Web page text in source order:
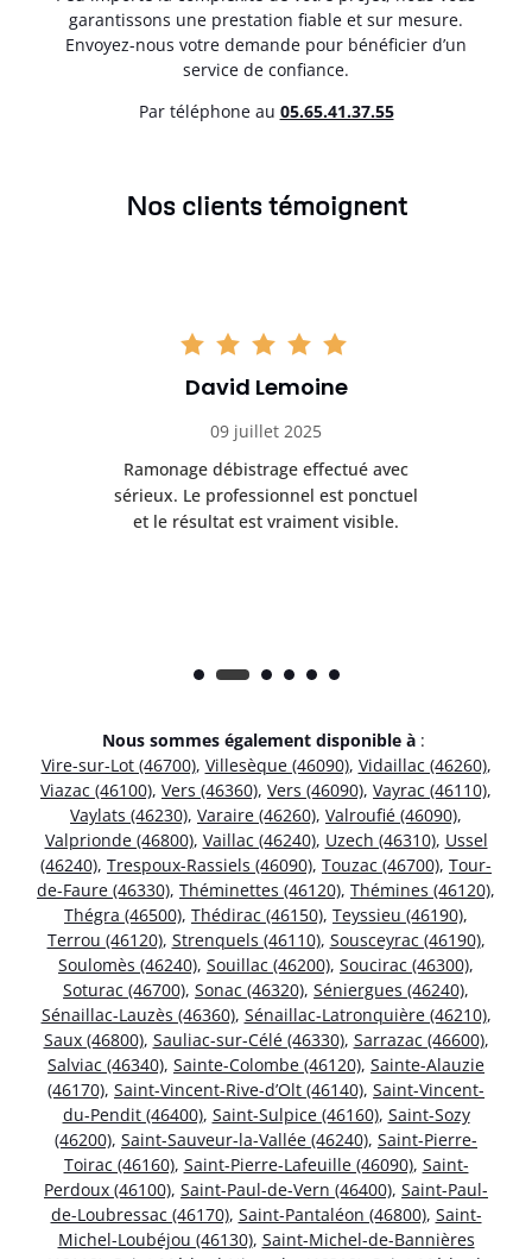
garantissons une prestation fiable et sur mesure.
Envoyez-nous votre demande pour bénéficier d’un
service de confiance.
Par téléphone au 05.65.41.37.55
Nos clients témoignent
David Lemoine
09 juillet 2025
Ramonage débistrage effectué avec
sérieux. Le professionnel est ponctuel
et le résultat est vraiment visible.
Nous sommes également disponible à :
Vire-sur-Lot (46700), Villesèque (46090), Vidaillac (46260),
Viazac (46100), Vers (46360), Vers (46090), Vayrac (46110),
Vaylats (46230), Varaire (46260), Valroufié (46090),
Valprionde (46800), Vaillac (46240), Uzech (46310), Ussel
(46240), Trespoux-Rassiels (46090), Touzac (46700), Tour-
de-Faure (46330), Théminettes (46120), Thémines (46120),
Thégra (46500), Thédirac (46150), Teyssieu (46190),
Terrou (46120), Strenquels (46110), Sousceyrac (46190),
Soulomès (46240), Souillac (46200), Soucirac (46300),
Soturac (46700), Sonac (46320), Séniergues (46240),
Sénaillac-Lauzès (46360), Sénaillac-Latronquière (46210),
Saux (46800), Sauliac-sur-Célé (46330), Sarrazac (46600),
Salviac (46340), Sainte-Colombe (46120), Sainte-Alauzie
(46170), Saint-Vincent-Rive-d’Olt (46140), Saint-Vincent-
du-Pendit (46400), Saint-Sulpice (46160), Saint-Sozy
(46200), Saint-Sauveur-la-Vallée (46240), Saint-Pierre-
Toirac (46160), Saint-Pierre-Lafeuille (46090), Saint-
Perdoux (46100), Saint-Paul-de-Vern (46400), Saint-Paul-
de-Loubressac (46170), Saint-Pantaléon (46800), Saint-
Michel-Loubéjou (46130), Saint-Michel-de-Bannières